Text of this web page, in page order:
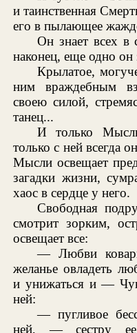
и таинственная
его в пылающее
Он знает всех в
наконец, еще одно
Крылатое,
ним враждебным
своею силой,
танец...
И только
только с ней всегда
Мысли освещает
загадки жизни,
хаос в сердце у него.
Свободная
смотрит зорким,
освещает все:
— Любви
желанье овладеть
и унижаться и —
ней:
— пугливое
ней, — сестру